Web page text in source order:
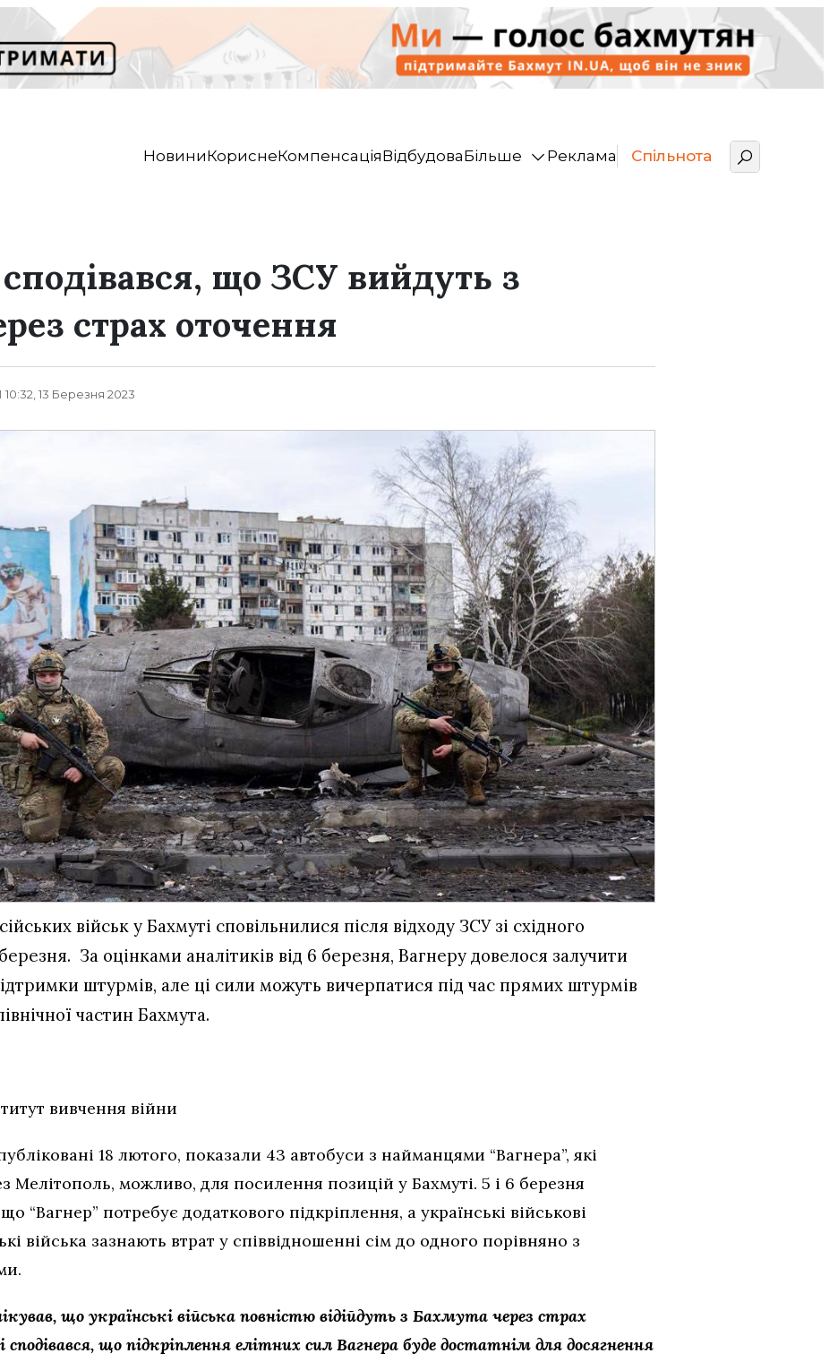
НовиниКориснеКомпенсаціяВідбудоваБільше Реклама Спільнота
що ЗСУ вийдуть з
страх оточення
10:32, 13 Березня 2023
військ у Бахмуті сповільнилися після відходу ЗСУ зі східного
За оцінками аналітиків від 6 березня, Вагнеру довелося залучити
штурмів, але ці сили можуть вичерпатися під час прямих штурмів
частин Бахмута.
вивчення війни
18 лютого, показали 43 автобуси з найманцями “Вагнера”, які
Мелітополь, можливо, для посилення позицій у Бахмуті. 5 і 6 березня
“Вагнер” потребує додаткового підкріплення, а українські військові
війська зазнають втрат у співвідношенні сім до одного порівняно з
що українські війська повністю відійдуть з Бахмута через страх
що підкріплення елітних сил Вагнера буде достатнім для досягнення